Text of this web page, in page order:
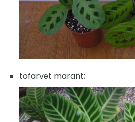
tofarvet marant;